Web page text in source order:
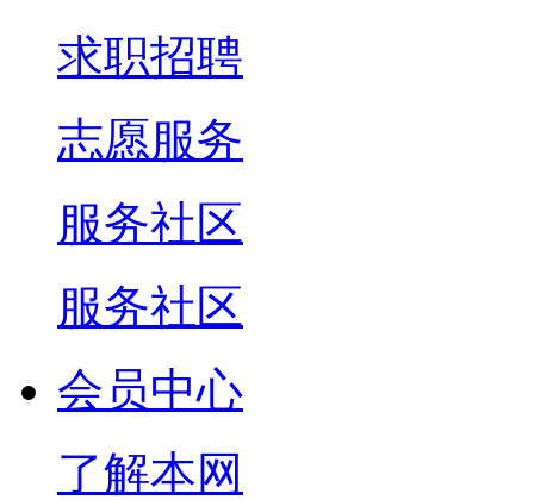
求职招聘
志愿服务
服务社区
服务社区
会员中心
了解本网